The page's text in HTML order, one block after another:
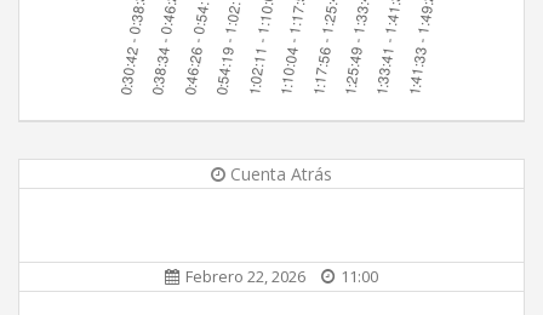
Cuenta Atrás
Febrero 22, 2026 11:00